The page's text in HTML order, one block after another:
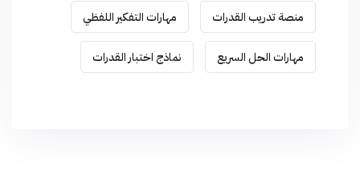
منصة تدريب القدرات مهارات التفكير اللفظي
مهارات الحل السريع نماذج اختبار القدرات